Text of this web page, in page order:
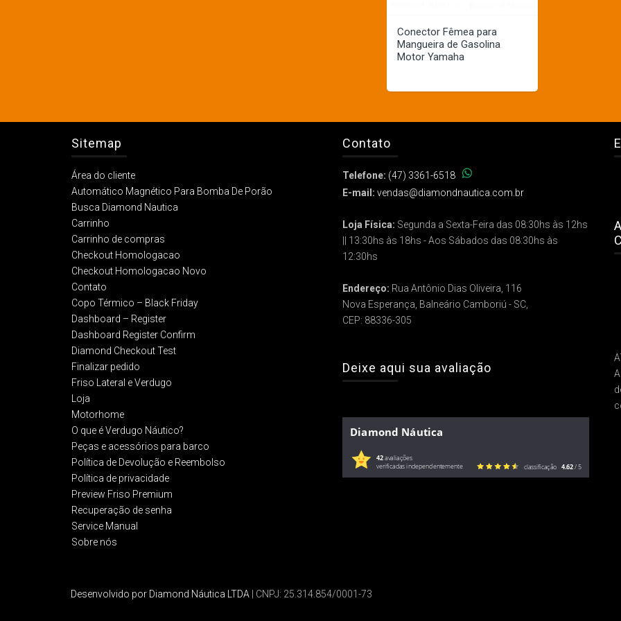
Conector Fêmea para
Mangueira de Gasolina
Motor Yamaha
Sitemap
Área do cliente
Automático Magnético Para Bomba De Porão
Busca Diamond Nautica
Carrinho
Carrinho de compras
Checkout Homologacao
Checkout Homologacao Novo
Contato
Copo Térmico – Black Friday
Dashboard – Register
Dashboard Register Confirm
Diamond Checkout Test
Finalizar pedido
Friso Lateral e Verdugo
Loja
Motorhome
O que é Verdugo Náutico?
Peças e acessórios para barco
Política de Devolução e Reembolso​
Política de privacidade
Preview Friso Premium
Recuperação de senha
Service Manual
Sobre nós
Contato
Telefone: (47) 3361-6518
E-mail: vendas@diamondnautica.com.br
Loja Física: Segunda a Sexta-Feira das 08:30hs às 12hs
|| 13:30hs às 18hs - Aos Sábados das 08:30hs às
12:30hs
Endereço: Rua Antônio Dias Oliveira, 116
Nova Esperança, Balneário Camboriú - SC,
CEP: 88336-305
Deixe aqui sua avaliação
Diamond Náutica
42avaliações
verificadas independentemente
classificação 4.62/ 5
Desenvolvido por Diamond Náutica LTDA | CNPJ: 25.314.854/0001-73